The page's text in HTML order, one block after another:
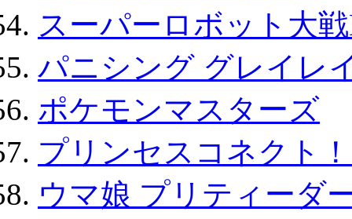
スーパーロボット大
パニシング グレイレ
ポケモンマスターズ
プリンセスコネクト
ウマ娘 プリティーダ